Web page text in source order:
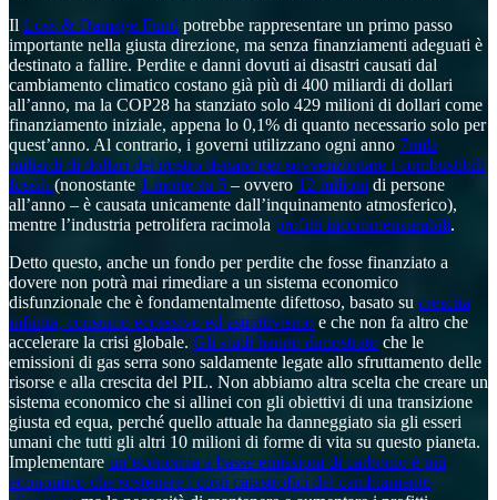
Il Loss & Damage Fund potrebbe rappresentare un primo passo
importante nella giusta direzione, ma senza finanziamenti adeguati è
destinato a fallire. Perdite e danni dovuti ai disastri causati dal
cambiamento climatico costano già più di 400 miliardi di dollari
all’anno, ma la COP28 ha stanziato solo 429 milioni di dollari come
finanziamento iniziale, appena lo 0,1% di quanto necessario solo per
quest’anno. Al contrario, i governi utilizzano ogni anno 7mila
miliardi di dollari del nostro denaro per sovvenzionare i combustibili
fossili (nonostante 1 morte su 5 – ovvero 12 milioni di persone
all’anno – è causata unicamente dall’inquinamento atmosferico),
mentre l’industria petrolifera racimola profitti incommensurabili.
Detto questo, anche un fondo per perdite che fosse finanziato a
dovere non potrà mai rimediare a un sistema economico
disfunzionale che è fondamentalmente difettoso, basato su crescita
infinita, consumo eccessivo ed estrattivismo e che non fa altro che
accelerare la crisi globale. Gli studi hanno dimostrato che le
emissioni di gas serra sono saldamente legate allo sfruttamento delle
risorse e alla crescita del PIL. Non abbiamo altra scelta che creare un
sistema economico che si allinei con gli obiettivi di una transizione
giusta ed equa, perché quello attuale ha danneggiato sia gli esseri
umani che tutti gli altri 10 milioni di forme di vita su questo pianeta.
Implementare un’economia a basse emissioni di carbonio è più
economico che sostenere i costi catastrofici del cambiamento